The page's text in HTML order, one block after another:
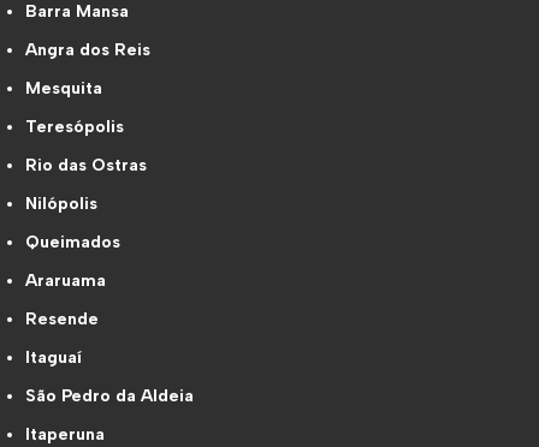
Barra Mansa
Angra dos Reis
Mesquita
Teresópolis
Rio das Ostras
Nilópolis
Queimados
Araruama
Resende
Itaguaí
São Pedro da Aldeia
Itaperuna